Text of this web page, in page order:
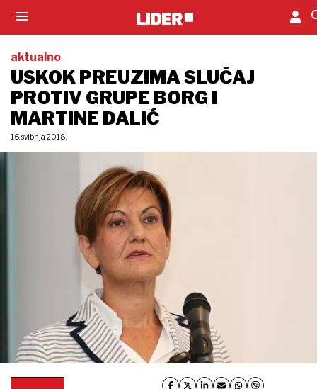
aktualno
USKOK PREUZIMA SLUČAJ
PROTIV GRUPE BORG I
MARTINE DALIĆ
16. svibnja 2018.